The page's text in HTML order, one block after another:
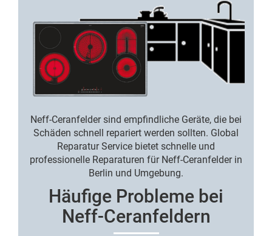
Neff-Ceranfelder sind empfindliche Geräte, die bei
Schäden schnell repariert werden sollten. Global
Reparatur Service bietet schnelle und
professionelle Reparaturen für Neff-Ceranfelder in
Berlin und Umgebung.
Häufige Probleme bei
Neff-Ceranfeldern